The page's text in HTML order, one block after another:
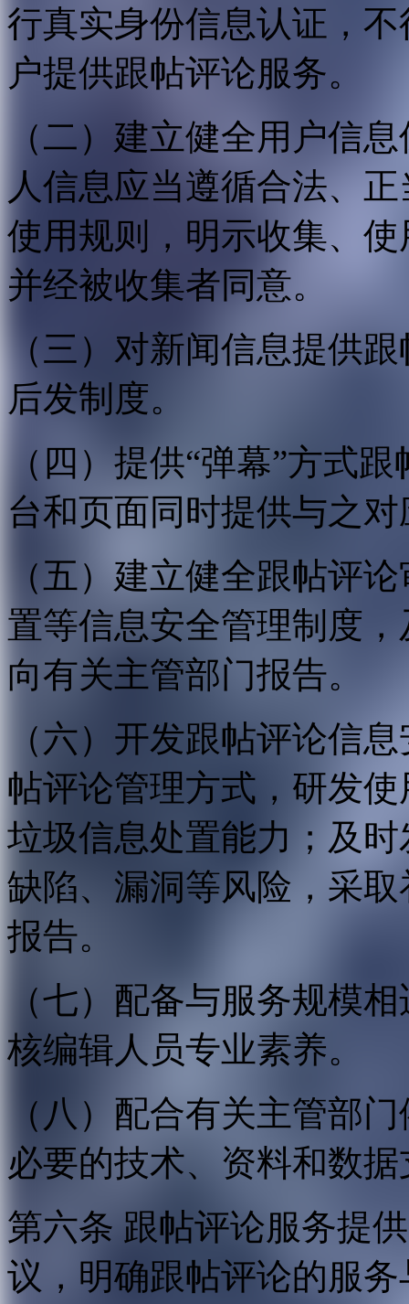
行真实身份信息认证，
户提供跟帖评论服务。
（二）建立健全用户信
人信息应当遵循合法、
使用规则，明示收集、
并经被收集者同意。
（三）对新闻信息提供
后发制度。
（四）提供“弹幕”方式
台和页面同时提供与之
（五）建立健全跟帖评
置等信息安全管理制度
向有关主管部门报告。
（六）开发跟帖评论信
帖评论管理方式，研发
垃圾信息处置能力；及
缺陷、漏洞等风险，采
报告。
（七）配备与服务规模
核编辑人员专业素养。
（八）配合有关主管部
必要的技术、资料和数
第六条 跟帖评论服务提
议，明确跟帖评论的服